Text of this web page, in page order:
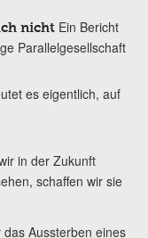
nicht Ein Bericht
Parallelgesellschaft
es eigentlich, auf
in der Zukunft
schaffen wir sie
das Aussterben eines